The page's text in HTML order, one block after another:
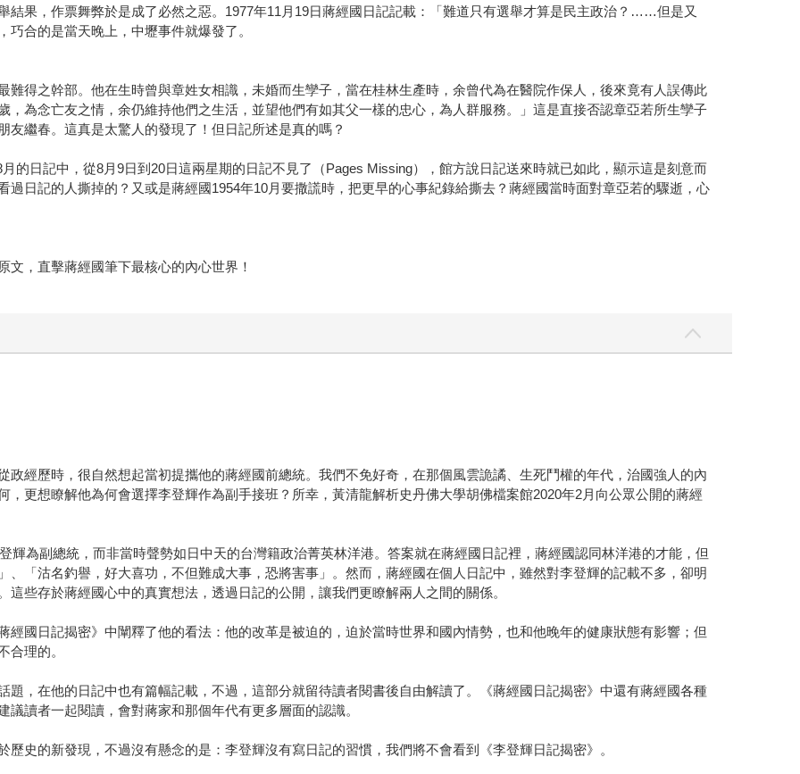
結果，作票舞弊於是成了必然之惡。1977年11月19日蔣經國日記記載：「難道只有選舉才算是民主政治？……但是又
合的是當天晚上，中壢事件就爆發了。
難得之幹部。他在生時曾與章姓女相識，未婚而生孿子，當在桂林生產時，余曾代為在醫院作保人，後來竟有人誤傳此
，為念亡友之情，余仍維持他們之生活，並望他們有如其父一樣的忠心，為人群服務。」這是直接否認章亞若所生孿子
繼春。這真是太驚人的發現了！但日記所述是真的嗎？
的日記中，從8月9日到20日這兩星期的日記不見了（Pages Missing），館方說日記送來時就已如此，顯示這是刻意而
日記的人撕掉的？又或是蔣經國1954年10月要撒謊時，把更早的心事紀錄給撕去？蔣經國當時面對章亞若的驟逝，心
，直擊蔣經國筆下最核心的內心世界！
政經歷時，很自然想起當初提攜他的蔣經國前總統。我們不免好奇，在那個風雲詭譎、生死鬥權的年代，治國強人的內
更想瞭解他為何會選擇李登輝作為副手接班？所幸，黃清龍解析史丹佛大學胡佛檔案館2020年2月向公眾公開的蔣經
輝為副總統，而非當時聲勢如日中天的台灣籍政治菁英林洋港。答案就在蔣經國日記裡，蔣經國認同林洋港的才能，但
、「沽名釣譽，好大喜功，不但難成大事，恐將害事」。然而，蔣經國在個人日記中，雖然對李登輝的記載不多，卻明
些存於蔣經國心中的真實想法，透過日記的公開，讓我們更瞭解兩人之間的關係。
經國日記揭密》中闡釋了他的看法：他的改革是被迫的，迫於當時世界和國內情勢，也和他晚年的健康狀態有影響；但
合理的。
題，在他的日記中也有篇幅記載，不過，這部分就留待讀者閱書後自由解讀了。《蔣經國日記揭密》中還有蔣經國各種
讀者一起閱讀，會對蔣家和那個年代有更多層面的認識。
史的新發現，不過沒有懸念的是：李登輝沒有寫日記的習慣，我們將不會看到《李登輝日記揭密》。